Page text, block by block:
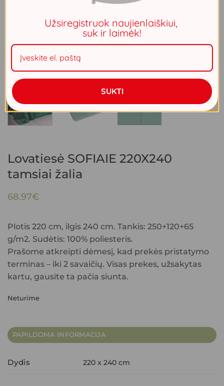
Lovatiesė SOFIAIE 220X240
tamsiai žalia
68.97€
Plotis 220 cm, ilgis 240 cm. Tankis: 250+120+65
g/m2. Sudėtis: 100% poliesteris.
Prašome atkreipti dėmesį, kad prekės pristatymo
terminas – iki 2 savaičių. Visas prekes, užsakytas
kartu, gausite ta pačia siunta.
Neturime
PAPILDOMA INFORMACIJA
Dydis 220 x 240 cm
Užsiregistruok naujienlaiškiui,
suk ir laimėk!
SUKTI